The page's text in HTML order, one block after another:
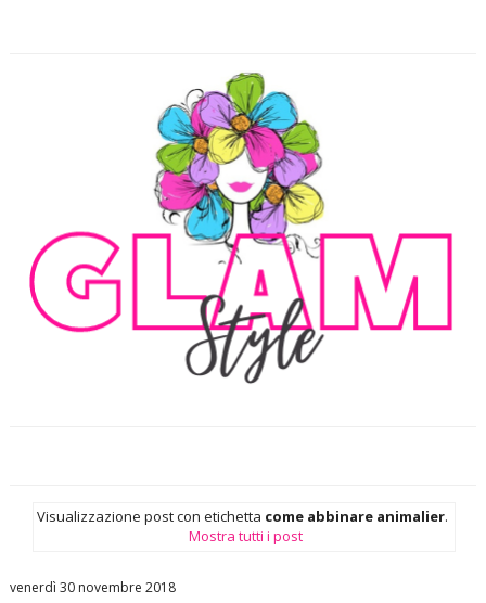
Visualizzazione post con etichetta come abbinare animalier.
Mostra tutti i post
venerdì 30 novembre 2018